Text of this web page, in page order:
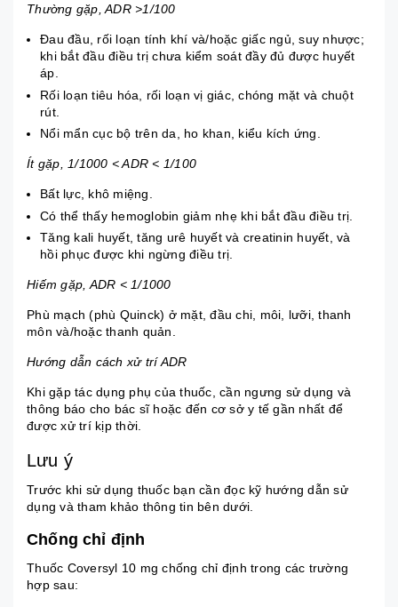
Thường gặp, ADR >1/100
Đau đầu, rối loạn tính khí và/hoặc giấc ngủ, suy nhược;
khi bắt đầu điều trị chưa kiểm soát đầy đủ được huyết
áp.
Rối loạn tiêu hóa , rối loạn vị giác, chóng mặt và chuột
rút.
Nổi mẩn cục bộ trên da, ho khan, kiểu kích ứng.
Ít gặp, 1/1000 < ADR < 1/100
Bất lực, khô miệng.
Có thể thấy hemoglobin giảm nhẹ khi bắt đầu điều trị.
Tăng kali huyết, tăng urê huyết và creatinin huyết, và
hồi phục được khi ngừng điều trị.
Hiếm gặp, ADR < 1/1000
Phù mạch (phù Quinck) ở mặt, đầu chi, môi, lưỡi, thanh
môn và/hoặc thanh quản.
Hướng dẫn cách xử trí ADR
Khi gặp tác dụng phụ của thuốc, cần ngưng sử dụng và
thông báo cho bác sĩ hoặc đến cơ sở y tế gần nhất để
được xử trí kịp thời.
Lưu ý
Trước khi sử dụng thuốc bạn cần đọc kỹ hướng dẫn sử
dụng và tham khảo thông tin bên dưới.
Chống chỉ định
Thuốc Coversyl 10 mg chống chỉ định trong các trường
hợp sau: